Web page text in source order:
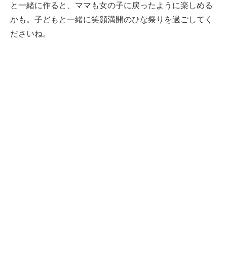
と一緒に作ると、ママも女の子に戻ったように楽しめる
かも。子どもと一緒に笑顔満開のひな祭りを過ごしてく
ださいね。